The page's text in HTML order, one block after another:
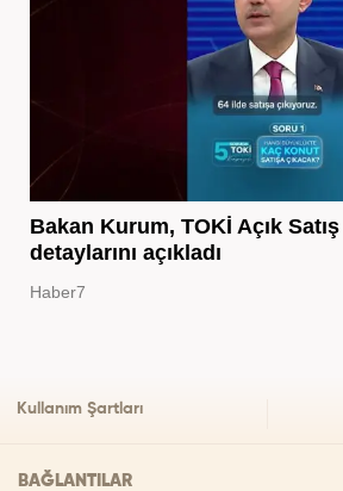
Bakan Kurum, TOKİ Açık
detaylarını açıkladı
Haber7
Kullanım Şartları
BAĞLANTILAR